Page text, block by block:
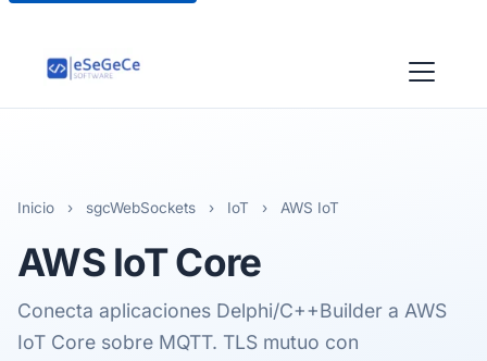
Inicio › sgcWebSockets › IoT › AWS IoT
AWSIoT Core
Conecta aplicaciones Delphi/C++Builder a AWS
IoT Core sobre MQTT. TLS mutuo con